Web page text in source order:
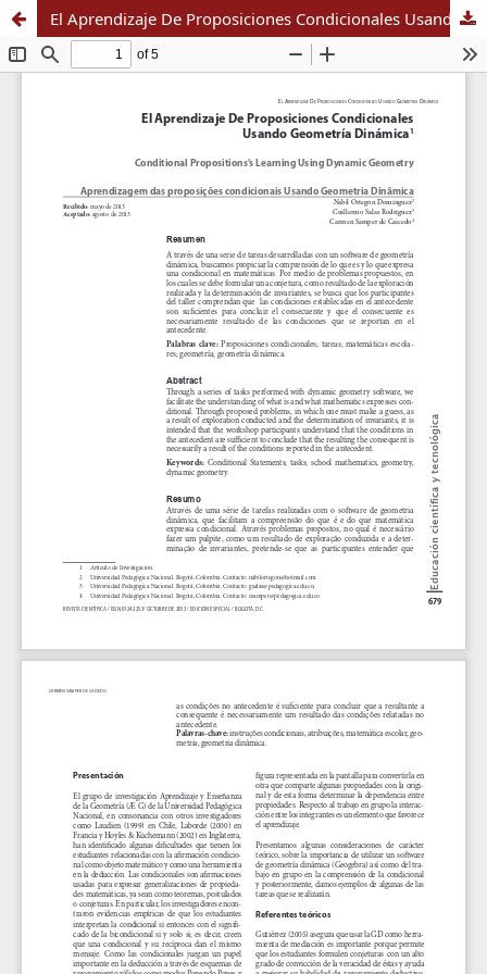
El Aprendizaje De Proposiciones Condicionales Usando Geometría Dinámica